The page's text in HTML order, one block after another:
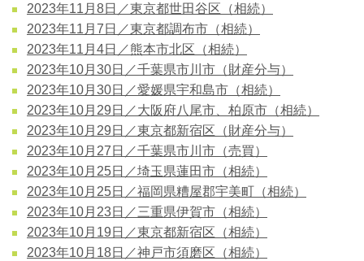
2023年11月8日／東京都世田谷区（相続）
2023年11月7日／東京都調布市（相続）
2023年11月4日／熊本市北区（相続）
2023年10月30日／千葉県市川市（財産分与）
2023年10月30日／愛媛県宇和島市（相続）
2023年10月29日／大阪府八尾市、柏原市（相続）
2023年10月29日／東京都新宿区（財産分与）
2023年10月27日／千葉県市川市（売買）
2023年10月25日／埼玉県蓮田市（相続）
2023年10月25日／福岡県糟屋郡宇美町（相続）
2023年10月23日／三重県伊賀市（相続）
2023年10月19日／東京都新宿区（相続）
2023年10月18日／神戸市須磨区（相続）